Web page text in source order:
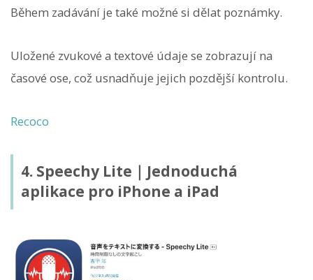
Během zadávání je také možné si dělat poznámky.
Uložené zvukové a textové údaje se zobrazují na
časové ose, což usnadňuje jejich pozdější kontrolu.
Recoco
4. Speechy Lite｜Jednoduchá
aplikace pro iPhone a iPad